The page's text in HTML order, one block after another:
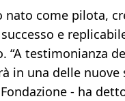
nato come pilota,
e
“A testimonianza
in una delle nuove
- ha